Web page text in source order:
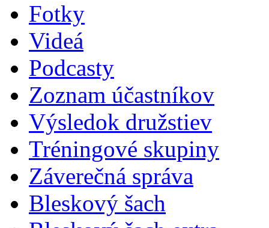
Fotky
Videá
Podcasty
Zoznam účastníkov
Výsledok družstiev
Tréningové skupiny
Záverečná správa
Bleskový šach